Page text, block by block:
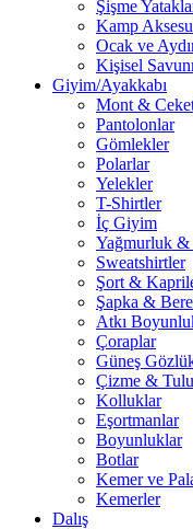
Şişme
Kamp
Ocak ve
Kişisel
Giyim/Ayakkabı
Mont &
Pantolonlar
Gömlekler
Polarlar
Yelekler
T-Shirtler
İç Giyim
Yağmurluk &
Sweatshirtler
Şort &
Şapka &
Atkı
Çoraplar
Güneş
Çizme &
Kolluklar
Eşortmanlar
Boyunluklar
Botlar
Kemer ve
Kemerler
Dalış